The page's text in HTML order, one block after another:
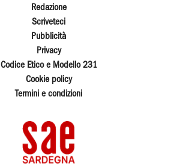
Redazione
Scriveteci
Pubblicità
Privacy
Codice Etico e Modello 231
Cookie policy
Termini e condizioni